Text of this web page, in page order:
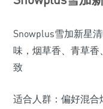
Snowplus雪加新星
味，烟草香、青草
致
适合人群：偏好混合